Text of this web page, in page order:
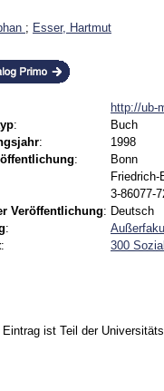
; Esser, Hartmut
http://ub-
:
Buch
:
1998
:
Bonn
3-86077-
Veröffentlichung: Deutsch
:
: 300
Eintrag ist Teil der